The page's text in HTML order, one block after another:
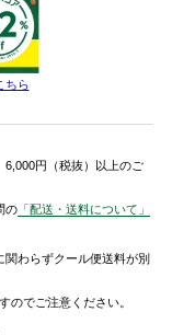
ちら
6,000円（税抜）以上のご
の 「配送・送料について」
関わらずクール便送料が別
のでご注意ください。